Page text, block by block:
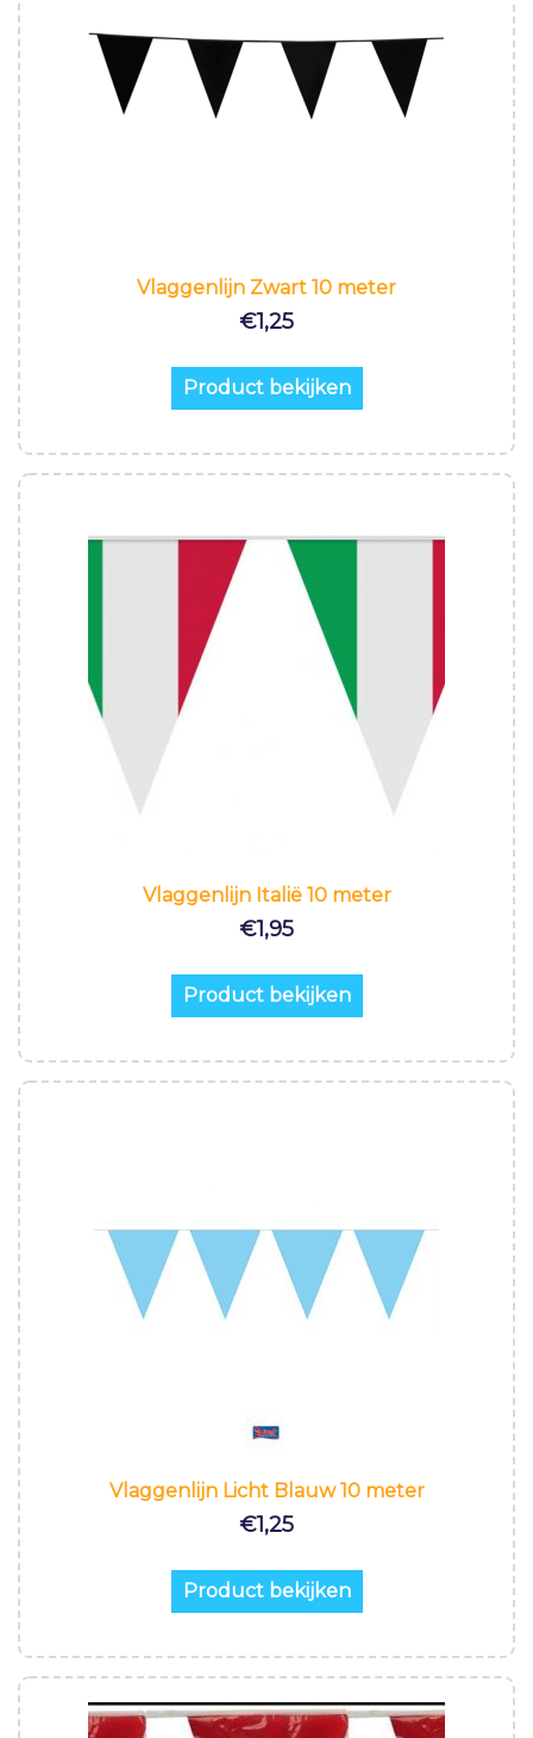
Vlaggenlijn Zwart 10 meter
€1,25
Product bekijken
Vlaggenlijn Italië 10 meter
€1,95
Product bekijken
Vlaggenlijn Licht Blauw 10 meter
€1,25
Product bekijken